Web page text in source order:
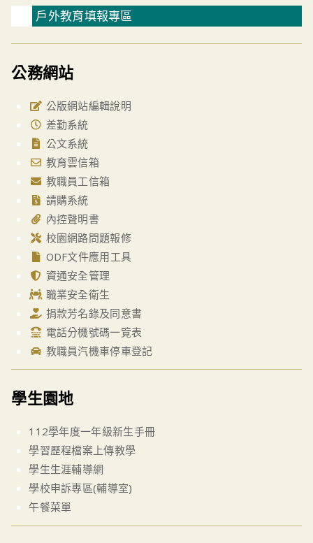
戶外教育填報專區
公務網站
公版網站編輯說明
差勤系統
公文系統
教育雲信箱
教職員工信箱
請購系統
內控聲明書
校園網路問題報修
ODF文件應用工具
資通安全管理
職業安全衛生
捐款芳名錄及同意書
電話分機號碼一覽表
教職員汽機車停車登記
學生園地
112學年度一年級新生手冊
學習歷程檔案上傳教學
學生生涯輔導網
學校申訴專區(輔導室)
午餐菜單